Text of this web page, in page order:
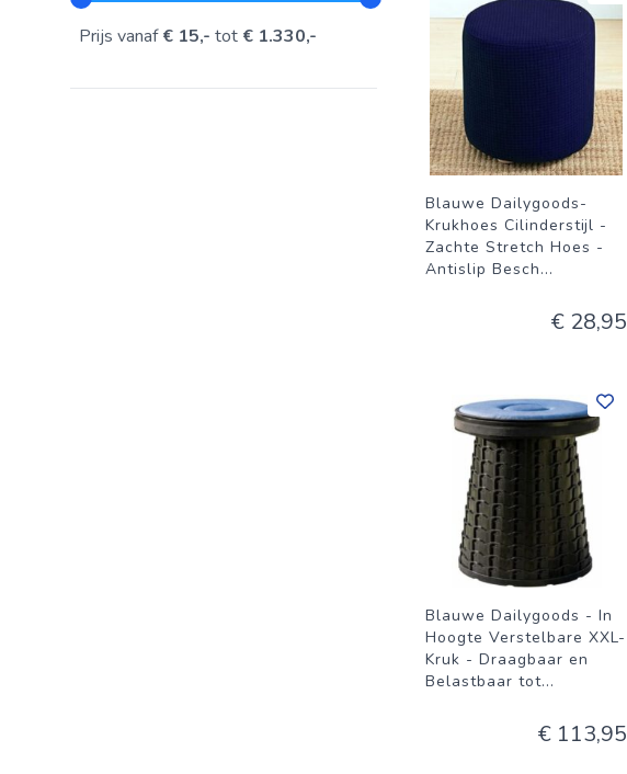
Prijs vanaf€ 15,- tot € 1.330,-
Blauwe Dailygoods-
Krukhoes Cilinderstijl -
Zachte Stretch Hoes -
Antislip Besch...
€ 28,95
Blauwe Dailygoods - In
Hoogte Verstelbare XXL-
Kruk - Draagbaar en
Belastbaar tot...
€ 113,95